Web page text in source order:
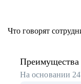
Что говорят
Преимущества
На основании